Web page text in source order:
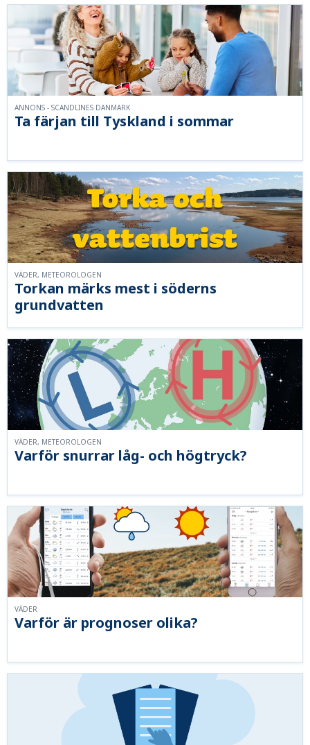
Ta färjan till Tyskland i sommar
ANNONS - SCANDLINES DANMARK
Torkan märks mest i söderns
grundvatten
VÄDER, METEOROLOGEN
Varför snurrar låg- och högtryck?
VÄDER, METEOROLOGEN
Varför är prognoser olika?
VÄDER